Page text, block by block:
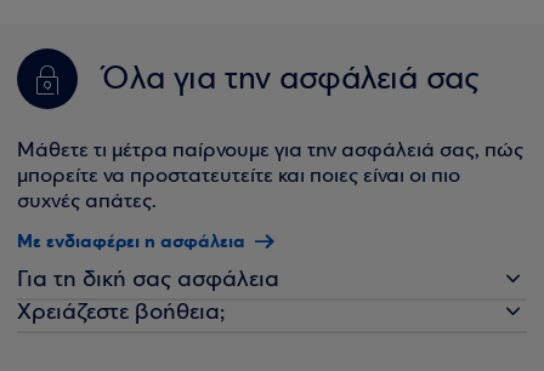
Όλα για την ασφάλειά σας
Μάθετε τι μέτρα παίρνουμε για την ασφάλειά σας, πώς
μπορείτε να προστατευτείτε και ποιες είναι οι πιο
συχνές απάτες.
Με ενδιαφέρει η ασφάλεια
Για τη δική σας ασφάλεια
Χρειάζεστε βοήθεια;